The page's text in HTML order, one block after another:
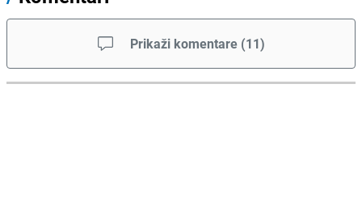
Prikaži komentare (11)